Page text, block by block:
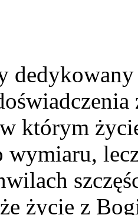
którym
wymiaru,
życie z